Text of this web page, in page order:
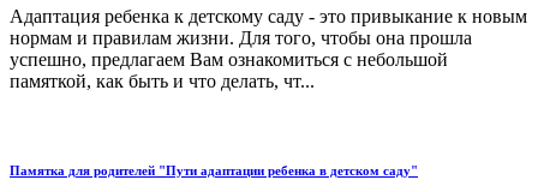
Адаптация ребенка к детскому саду - это привыкание к новым
нормам и правилам жизни. Для того, чтобы она прошла
успешно, предлагаем Вам ознакомиться с небольшой
памяткой, как быть и что делать, чт...
Памятка для родителей "Пути адаптации ребенка в детском саду"